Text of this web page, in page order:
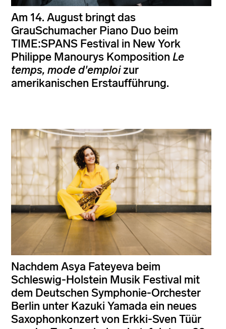
Am 14. August bringt das
GrauSchumacher Piano Duo beim
TIME:SPANS Festival in New York
Philippe Manourys Komposition Le
temps, mode d'emploizur
amerikanischen Erstaufführung.
Nachdem Asya Fateyeva beim
Schleswig-Holstein Musik Festival mit
dem Deutschen Symphonie-Orchester
Berlin unter Kazuki Yamada ein neues
Saxophonkonzert von Erkki-Sven Tüür